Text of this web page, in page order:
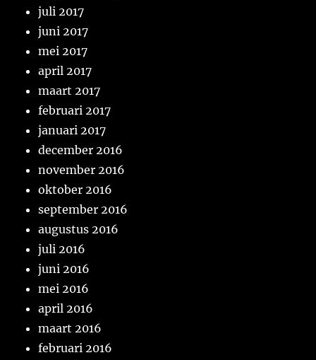
juli 2017
juni 2017
mei 2017
april 2017
maart 2017
februari 2017
januari 2017
december 2016
november 2016
oktober 2016
september 2016
augustus 2016
juli 2016
juni 2016
mei 2016
april 2016
maart 2016
februari 2016